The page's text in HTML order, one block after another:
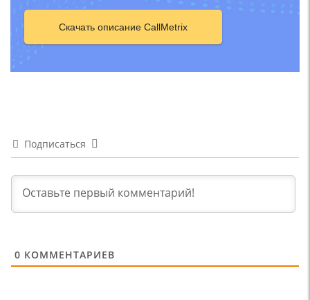
Скачать описание CallMetrix
Подписаться
0 КОММЕНТАРИЕВ